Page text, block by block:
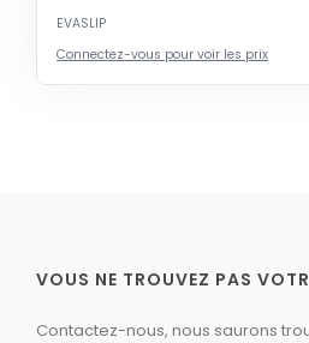
EVASLIP
Connectez-vous pour voir les prix
VOUS NE TROUVEZ PAS
Contactez-nous, nous saurons